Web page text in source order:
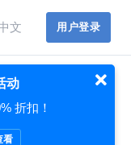
文 用户登录
动
折扣！
看